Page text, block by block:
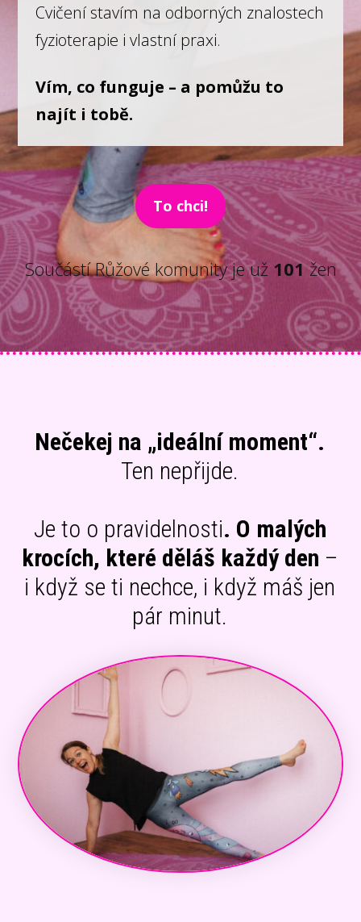
Cvičení stavím na odborných znalostech
fyzioterapie i vlastní praxi.
Vím, co funguje – a pomůžu to
najít i tobě.
To chci!
Součástí Růžové komunity je už 101 žen
Nečekej na „ideální moment“.
Ten nepřijde.
Je to o pravidelnosti. O malých
krocích, které děláš každý den –
i když se ti nechce, i když máš jen
pár minut.